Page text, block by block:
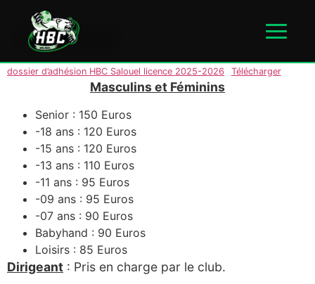
Licence
dossier d’adhésion HBC Salouel licence 2025-2026 Télécharger
Masculins et Féminins
Senior : 150 Euros
-18 ans : 120 Euros
-15 ans : 120 Euros
-13 ans : 110 Euros
-11 ans : 95 Euros
-09 ans : 95 Euros
-07 ans : 90 Euros
Babyhand : 90 Euros
Loisirs : 85 Euros
Dirigeant : Pris en charge par le club.